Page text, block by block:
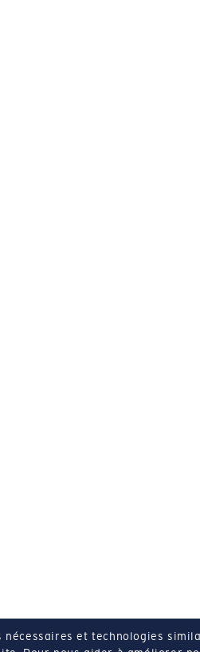
nécessaires et technologies